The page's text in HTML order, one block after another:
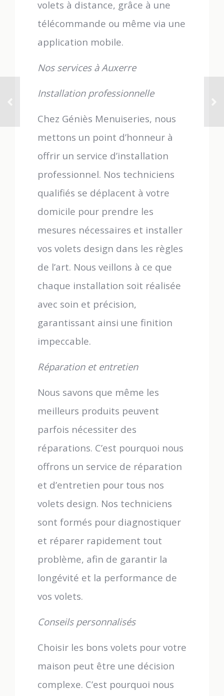
volets à distance, grâce à une
télécommande ou même via une
application mobile.
Nos services à Auxerre
Installation professionnelle
Chez Géniès Menuiseries, nous
mettons un point d’honneur à
offrir un service d’installation
professionnel. Nos techniciens
qualifiés se déplacent à votre
domicile pour prendre les
mesures nécessaires et installer
vos volets design dans les règles
de l’art. Nous veillons à ce que
chaque installation soit réalisée
avec soin et précision,
garantissant ainsi une finition
impeccable.
Réparation et entretien
Nous savons que même les
meilleurs produits peuvent
parfois nécessiter des
réparations. C’est pourquoi nous
offrons un service de réparation
et d’entretien pour tous nos
volets design. Nos techniciens
sont formés pour diagnostiquer
et réparer rapidement tout
problème, afin de garantir la
longévité et la performance de
vos volets.
Conseils personnalisés
Choisir les bons volets pour votre
maison peut être une décision
complexe. C’est pourquoi nous